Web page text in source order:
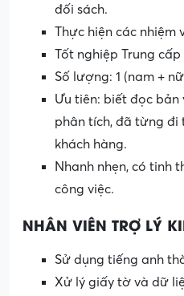
đối sách.
Thực hiện các nhiệm
Tốt nghiệp Trung
Số lượng: 1 (nam +
Ưu tiên: biết đọc
phân tích, đã từng đi
khách hàng.
Nhanh nhẹn, có tinh
công việc.
NHÂN VIÊN TRỢ LÝ
Sử dụng tiếng anh
Xử lý giấy tờ và dữ